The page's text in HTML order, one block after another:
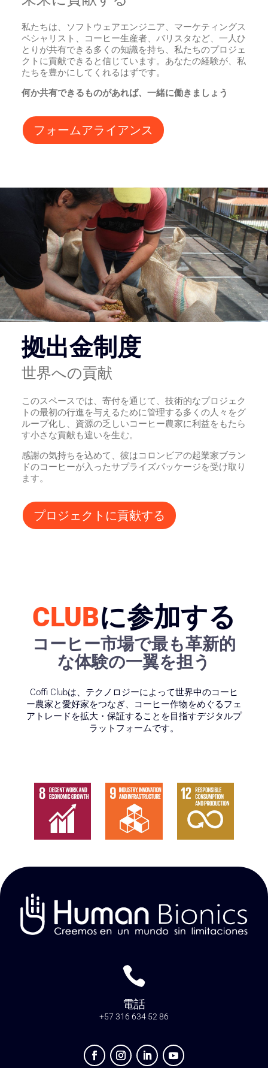
私たちは、ソフトウェアエンジニア、マーケティングス
ペシャリスト、コーヒー生産者、バリスタなど、一人ひ
とりが共有できる多くの知識を持ち、私たちのプロジェ
クトに貢献できると信じています。あなたの経験が、私
たちを豊かにしてくれるはずです。
何か共有できるものがあれば、一緒に働きましょう
フォームアライアンス
拠出金制度
世界への貢献
このスペースでは、寄付を通じて、技術的なプロジェク
トの最初の行進を与えるために管理する多くの人々をグ
ループ化し、資源の乏しいコーヒー農家に利益をもたら
す小さな貢献も違いを生む。
感謝の気持ちを込めて、彼はコロンビアの起業家ブラン
ドのコーヒーが入ったサプライズパッケージを受け取り
ます。
プロジェクトに貢献する
CLUBに参加する
コーヒー市場で最も革新的
な体験の一翼を担う
Coffi Clubは、テクノロジーによって世界中のコーヒ
ー農家と愛好家をつなぎ、コーヒー作物をめぐるフェ
アトレードを拡大・保証することを目指すデジタルプ
ラットフォームです。

電話
+57 316 634 52 86